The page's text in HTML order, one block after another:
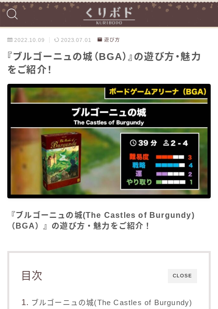
2022.10.09 2023.07.01 遊び方
『ブルゴーニュの城（BGA）』の遊び方・魅力
をご紹介！
『ブルゴーニュの城(The Castles of Burgundy)
（BGA）』の遊び方・魅力をご紹介！
CLOSE
目次
ブルゴーニュの城(The Castles of Burgundy)